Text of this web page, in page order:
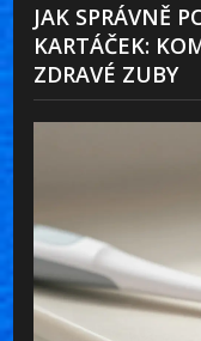
JAK SPRÁVNĚ
KARTÁČEK:
ZDRAVÉ ZUBY